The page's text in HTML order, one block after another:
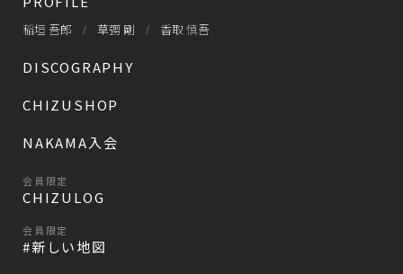
稲垣 吾郎 草彅 剛 香取 慎吾
DISCOGRAPHY
CHIZUSHOP
NAKAMA入会
会員限定
CHIZULOG
会員限定
#新しい地図